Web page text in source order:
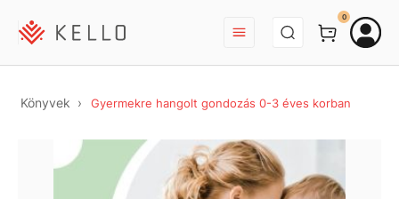
BEJELENTKEZÉS
0
Könyvek Gyermekre hangolt gondozás 0-3 éves korban